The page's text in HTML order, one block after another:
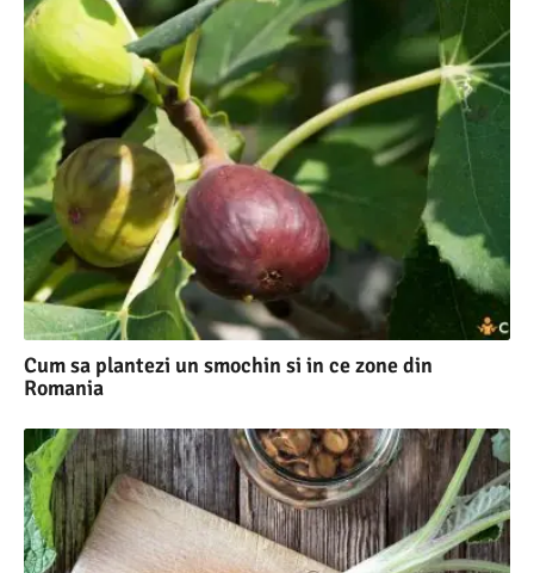
Cum sa plantezi un smochin si in ce zone din
Romania